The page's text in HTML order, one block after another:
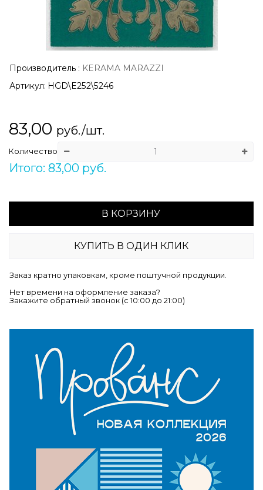
Производитель : KERAMA MARAZZI
Артикул: HGD\E252\5246
83,00 руб./шт.
Количество
Итого: 83,00 руб.
В КОРЗИНУ
КУПИТЬ В ОДИН КЛИК
Заказ кратно упаковкам, кроме поштучной продукции.
Нет времени на оформление заказа?
Закажите обратный звонок (c 10:00 до 21:00)